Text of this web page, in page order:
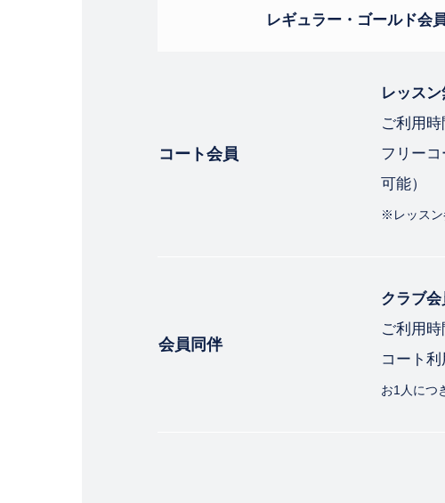
レギュラー・ゴールド会
コート会員
レッス
ご利用
フリー
可能）
※レッスン
会員同伴
クラブ
ご利用
コート
お1人につ